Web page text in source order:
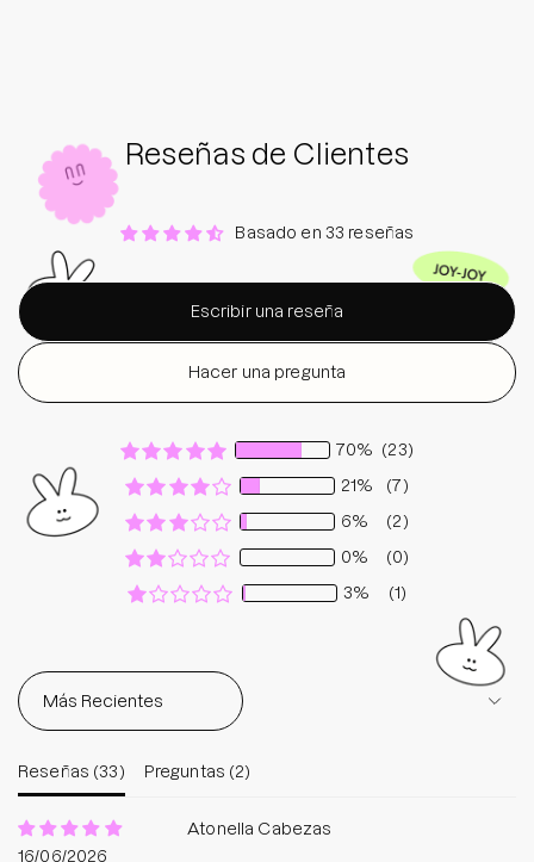
Reseñas de Clientes
Basado en 33 reseñas
Escribir una reseña
Hacer una pregunta
70% (23)
21%
(7)
6%
(2)
0%
(0)
3%
(1)
Sort by
Reseñas (33) Preguntas (2)
16/06/2026
Atonella Cabezas